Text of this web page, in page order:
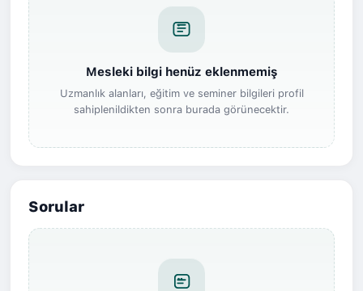
Mesleki bilgi henüz eklenmemiş
Uzmanlık alanları, eğitim ve seminer bilgileri profil
sahiplenildikten sonra burada görünecektir.
Sorular